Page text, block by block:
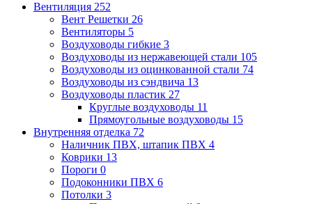
Вентиляция 252
Вент Решетки 26
Вентиляторы 5
Воздуховоды гибкие 3
Воздуховоды из нержавеющей стали 105
Воздуховоды из оцинкованной стали 74
Воздуховоды из сэндвича 13
Воздуховоды пластик 27
Круглые воздуховоды 11
Прямоугольные воздуховоды 15
Внутренняя отделка 72
Наличник ПВХ, штапик ПВХ 4
Коврики 13
Пороги 0
Подоконники ПВХ 6
Потолки 3